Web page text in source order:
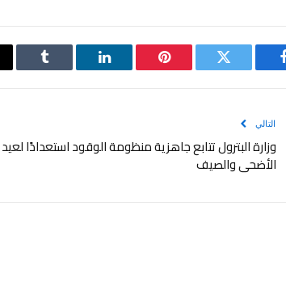
فيسبوك
تويتر بينتيريستلينكدإن Tumblr
التالي
وزارة البترول تتابع جاهزية منظومة الوقود استعدادًا لعيد
الأضحى والصيف